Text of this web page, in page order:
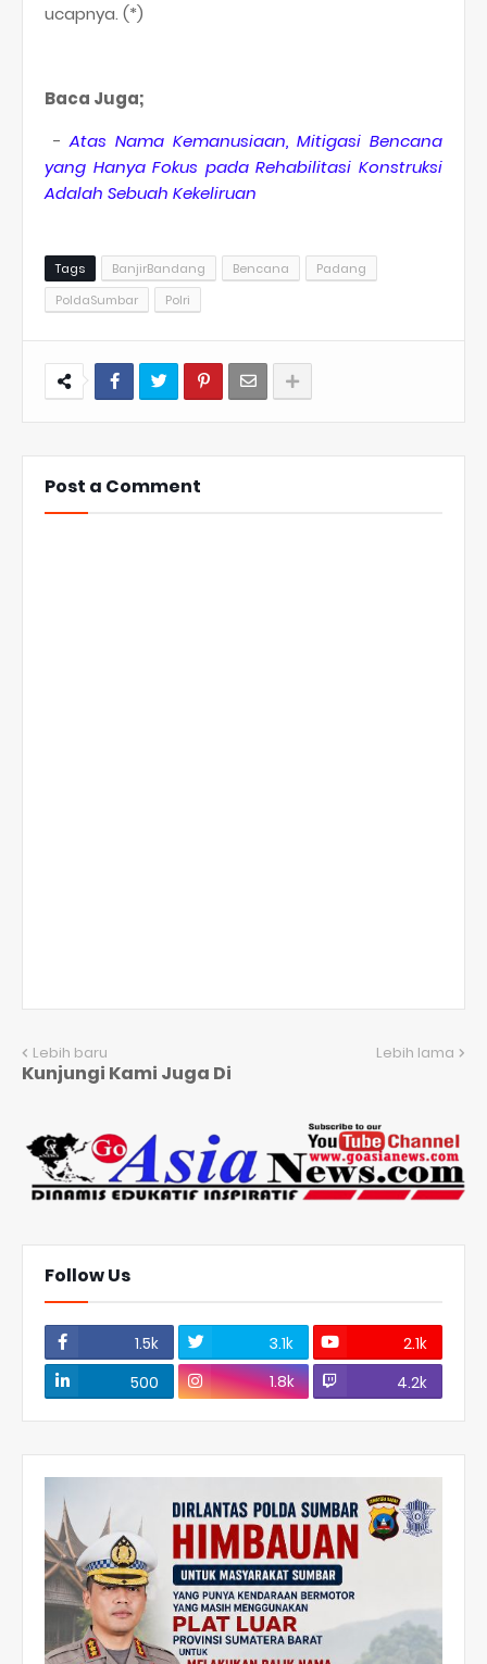
ucapnya. (*)
Baca Juga;
-Atas Nama Kemanusiaan, Mitigasi Bencana
yang Hanya Fokus pada Rehabilitasi Konstruksi
Adalah Sebuah Kekeliruan
Tags BanjirBandang Bencana
Padang
PoldaSumbar
Polri
Post a Comment
Lebih baru Lebih lama
Kunjungi Kami Juga Di
Follow Us
1.5k 3.1k
2.1k
500
1.8k 4.2k